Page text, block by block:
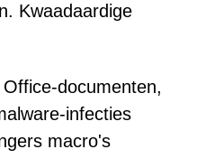
Kwaadaardige
documenten,
infecties
macro's